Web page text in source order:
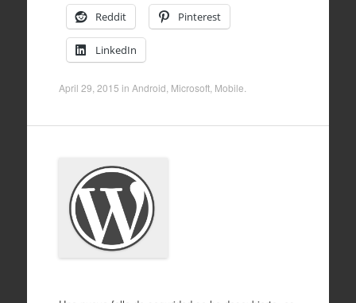
Reddit Pinterest
LinkedIn
April 29, 2015 in Android Microsoft, Mobile